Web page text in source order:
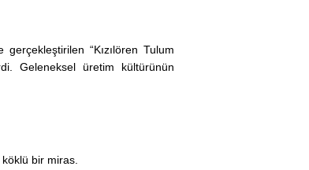
“Kızılören Tulum
Geleneksel üretim kültürünün
bir miras.